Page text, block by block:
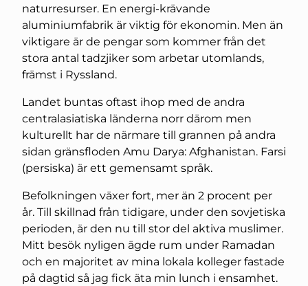
naturresurser. En energi-krävande
aluminiumfabrik är viktig för ekonomin. Men än
viktigare är de pengar som kommer från det
stora antal tadzjiker som arbetar utomlands,
främst i Ryssland.
Landet buntas oftast ihop med de andra
centralasiatiska länderna norr därom men
kulturellt har de närmare till grannen på andra
sidan gränsfloden Amu Darya: Afghanistan. Farsi
(persiska) är ett gemensamt språk.
Befolkningen växer fort, mer än 2 procent per
år. Till skillnad från tidigare, under den sovjetiska
perioden, är den nu till stor del aktiva muslimer.
Mitt besök nyligen ägde rum under Ramadan
och en majoritet av mina lokala kolleger fastade
på dagtid så jag fick äta min lunch i ensamhet.